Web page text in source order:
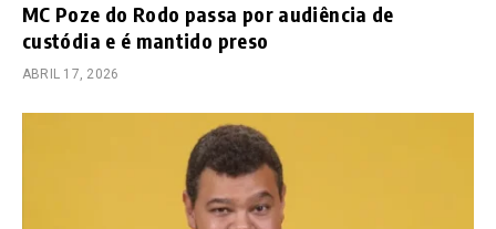
MC Poze do Rodo passa por audiência de
custódia e é mantido preso
ABRIL 17, 2026